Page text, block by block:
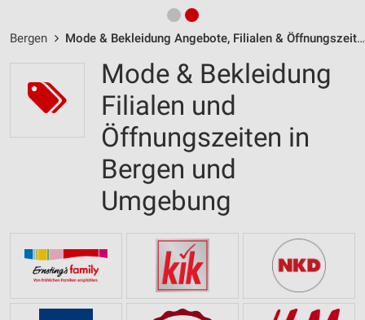
Bergen Mode & Bekleidung Angebote, Filialen & Öffnungszeiten
Mode & Bekleidung
Filialen und
Öffnungszeiten in
Bergen und
Umgebung